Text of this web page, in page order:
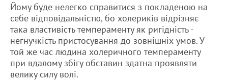
Йому буде нелегко справитися з покладеною на
себе відповідальністю, бо холериків відрізняє
така властивість темпераменту як ригідність -
негнучкість пристосування до зовнішніх умов. У
той же час людина холеричного темпераменту
при вдалому збігу обставин здатна проявляти
велику силу волі.